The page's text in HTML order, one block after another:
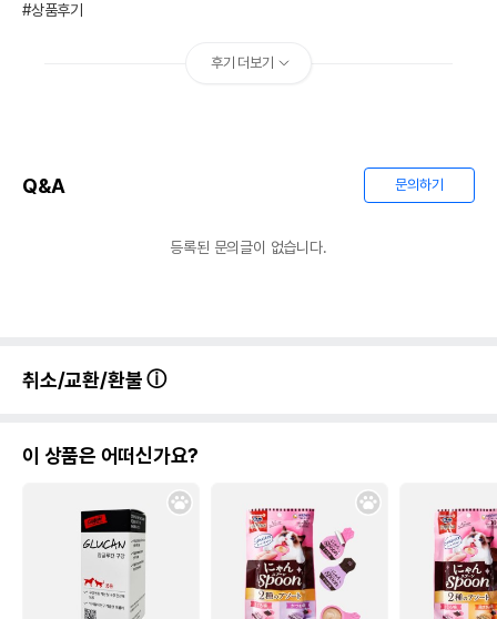
#상품후기
후기 더보기
Q&A 문의하기
등록된 문의글이 없습니다.
취소/교환/환불
이 상품은 어떠신가요?